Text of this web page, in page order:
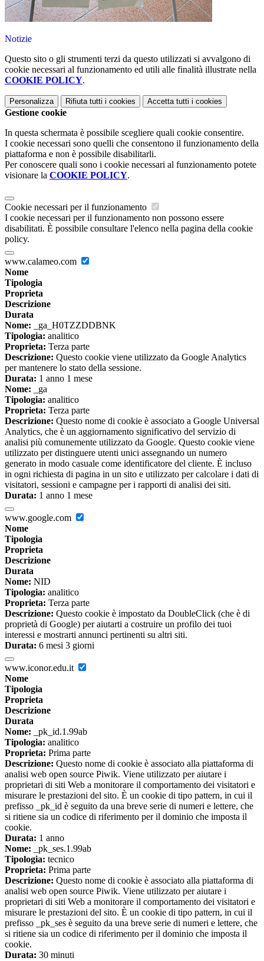
Notizie
Questo sito o gli strumenti terzi da questo utilizzati si avvalgono di
cookie necessari al funzionamento ed utili alle finalità illustrate nella
COOKIE POLICY.
Personalizza Rifiuta tutti i cookies Accetta tutti i cookies
Gestione cookie
In questa schermata è possibile scegliere quali cookie consentire.
I cookie necessari sono quelli che consentono il funzionamento della
piattaforma e non è possibile disabilitarli.
Per conoscere quali sono i cookie necessari al funzionamento potete
visionare la COOKIE POLICY.
Cookie necessari per il funzionamento
I cookie necessari per il funzionamento non possono essere
disabilitati. È possibile consultare l'elenco nella pagina della cookie
policy.
www.calameo.com
Nome
Tipologia
Proprieta
Descrizione
Durata
Nome: _ga_H0TZZDDBNK
Tipologia: analitico
Proprieta: Terza parte
Descrizione: Questo cookie viene utilizzato da Google Analytics
per mantenere lo stato della sessione.
Durata: 1 anno 1 mese
Nome: _ga
Tipologia: analitico
Proprieta: Terza parte
Descrizione: Questo nome di cookie è associato a Google Universal
Analytics, che è un aggiornamento significativo del servizio di
analisi più comunemente utilizzato da Google. Questo cookie viene
utilizzato per distinguere utenti unici assegnando un numero
generato in modo casuale come identificatore del cliente. È incluso
in ogni richiesta di pagina in un sito e utilizzato per calcolare i dati di
visitatori, sessioni e campagne per i rapporti di analisi dei siti.
Durata: 1 anno 1 mese
www.google.com
Nome
Tipologia
Proprieta
Descrizione
Durata
Nome: NID
Tipologia: analitico
Proprieta: Terza parte
Descrizione: Questo cookie è impostato da DoubleClick (che è di
proprietà di Google) per aiutarti a costruire un profilo dei tuoi
interessi e mostrarti annunci pertinenti su altri siti.
Durata: 6 mesi 3 giorni
www.iconor.edu.it
Nome
Tipologia
Proprieta
Descrizione
Durata
Nome: _pk_id.1.99ab
Tipologia: analitico
Proprieta: Prima parte
Descrizione: Questo nome di cookie è associato alla piattaforma di
analisi web open source Piwik. Viene utilizzato per aiutare i
proprietari di siti Web a monitorare il comportamento dei visitatori e
misurare le prestazioni del sito. È un cookie di tipo pattern, in cui il
prefisso _pk_id è seguito da una breve serie di numeri e lettere, che
si ritiene sia un codice di riferimento per il dominio che imposta il
cookie.
Durata: 1 anno
Nome: _pk_ses.1.99ab
Tipologia: tecnico
Proprieta: Prima parte
Descrizione: Questo nome di cookie è associato alla piattaforma di
analisi web open source Piwik. Viene utilizzato per aiutare i
proprietari di siti Web a monitorare il comportamento dei visitatori e
misurare le prestazioni del sito. È un cookie di tipo pattern, in cui il
prefisso _pk_ses è seguito da una breve serie di numeri e lettere, che
si ritiene sia un codice di riferimento per il dominio che imposta il
cookie.
Durata: 30 minuti